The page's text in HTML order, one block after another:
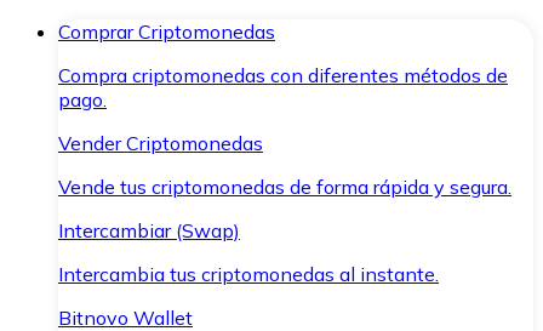
Comprar Criptomonedas
Compra criptomonedas con diferentes métodos de
pago.
Vender Criptomonedas
Vende tus criptomonedas de forma rápida y segura.
Intercambiar (Swap)
Intercambia tus criptomonedas al instante.
Bitnovo Wallet